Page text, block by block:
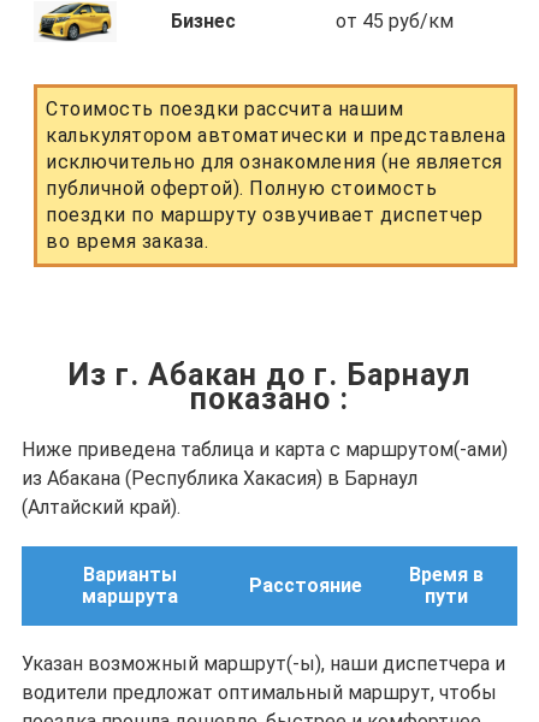
Бизнес от 45 руб/км
Стоимость поездки рассчита нашим
калькулятором автоматически и представлена
исключительно для ознакомления (не является
публичной офертой). Полную стоимость
поездки по маршруту озвучивает диспетчер
во время заказа.
Из г. Абакан до г. Барнаул
показано :
Ниже приведена таблица и карта с маршрутом(-ами)
из Абакана (Республика Хакасия) в Барнаул
(Алтайский край).
Варианты
маршрута
Расстояние
Время в
пути
Указан возможный маршрут(-ы), наши диспетчера и
водители предложат оптимальный маршрут, чтобы